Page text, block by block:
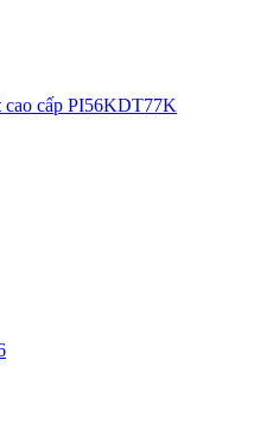
cao cấp PI56KDT77K